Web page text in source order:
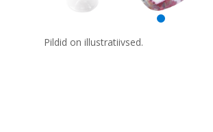
Pildid on illustratiivsed.